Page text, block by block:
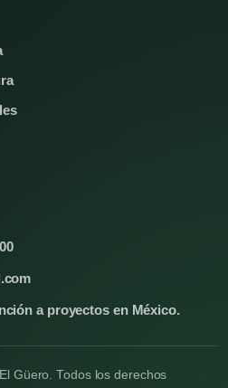
a proyectos en México.
Güero. Todos los derechos